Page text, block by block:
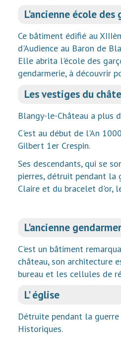
L'ancienne école des
Ce bâtiment édifié au
d'Audience au Baron de
Elle abrita l'école des
gendarmerie, à découvrir
Les vestiges du
Blangy-le-Château a plus
C'est au début de l'An
Gilbert 1er Crespin.
Ses descendants, qui se
pierres, détruit pendant la
Claire et du bracelet d'or,
L'ancienne
C'est un bâtiment
château, son architecture
bureau et les cellules de
L' église
Détruite pendant la
Historiques.